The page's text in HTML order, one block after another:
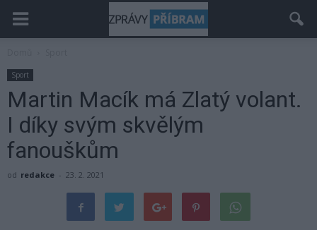
Sport
Martin Macík má Zlatý volant.
I díky svým skvělým
fanouškům
od redakce - 23. 2. 2021